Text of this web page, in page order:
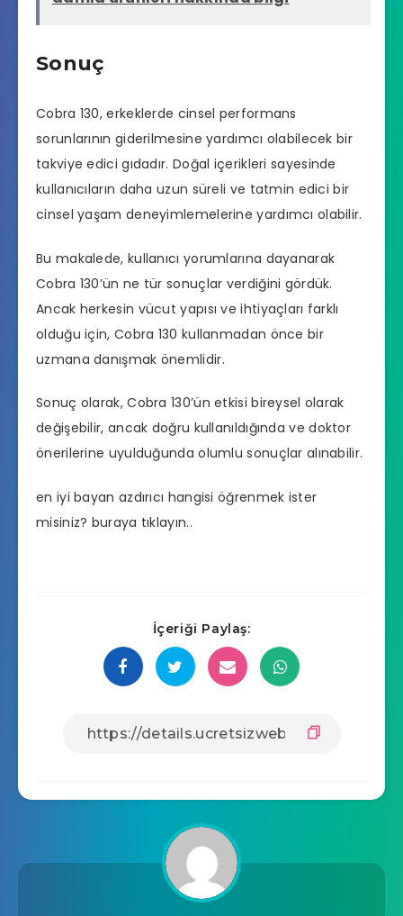
Sonuç
Cobra 130, erkeklerde cinsel performans
sorunlarının giderilmesine yardımcı olabilecek bir
takviye edici gıdadır. Doğal içerikleri sayesinde
kullanıcıların daha uzun süreli ve tatmin edici bir
cinsel yaşam deneyimlemelerine yardımcı olabilir.
Bu makalede, kullanıcı yorumlarına dayanarak
Cobra 130’ün ne tür sonuçlar verdiğini gördük.
Ancak herkesin vücut yapısı ve ihtiyaçları farklı
olduğu için, Cobra 130 kullanmadan önce bir
uzmana danışmak önemlidir.
Sonuç olarak, Cobra 130’ün etkisi bireysel olarak
değişebilir, ancak doğru kullanıldığında ve doktor
önerilerine uyulduğunda olumlu sonuçlar alınabilir.
en iyi bayan azdırıcı hangisi öğrenmek ister
misiniz? buraya tıklayın..
İçeriği Paylaş: